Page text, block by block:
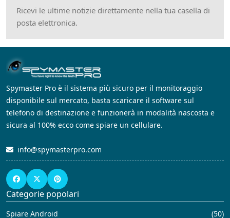
Ricevi le ultime notizie direttamente nella tua casella di
posta elettronica.
Spymaster Pro è il sistema più sicuro per il monitoraggio
disponibile sul mercato, basta scaricare il software sul
telefono di destinazione e funzionerà in modalità nascosta e
sicura al 100% ecco come spiare un cellulare.
info@spymasterpro.com
Categorie popolari
Spiare Android
(50)